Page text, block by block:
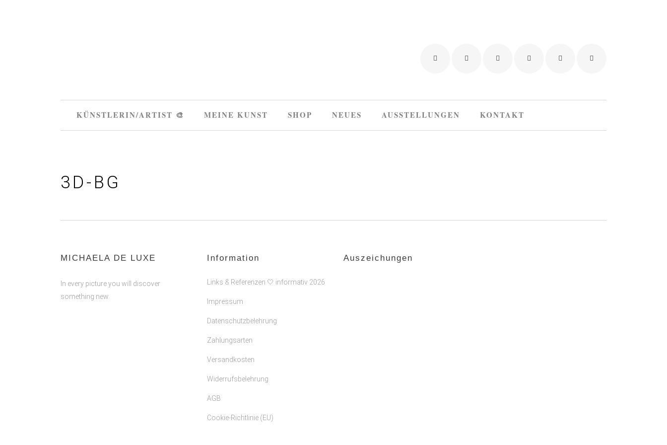
KÜNSTLERIN/ARTIST 🎨 MEINE KUNST SHOP NEUES AUSSTELLUNGEN KONTAKT
3D-BG
MICHAELA DE LUXE
In every picture you will discover
something new.
Information
Links & Referenzen 🤍 informativ 2026
Impressum
Datenschutzbelehrung
Zahlungsarten
Versandkosten
Widerrufsbelehrung
AGB
Cookie-Richtlinie (EU)
Auszeichungen